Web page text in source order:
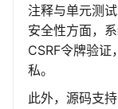
注释与单元测
安全性方面，
CSRF令牌验证
私。
此外，源码支